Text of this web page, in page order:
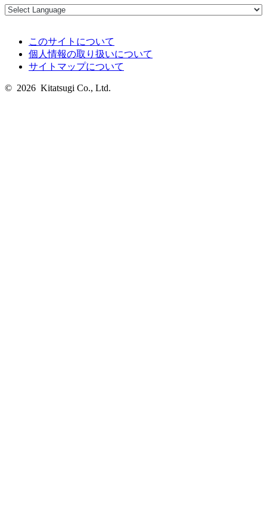
このサイトについて
個人情報の取り扱いについて
サイトマップについて
© 2026 Kitatsugi Co., Ltd.